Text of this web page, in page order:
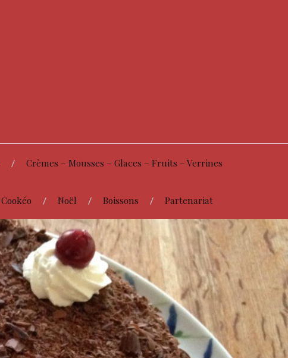
Crèmes – Mousses – Glaces – Fruits – Verrines
Cookéo Noël Boissons Partenariat